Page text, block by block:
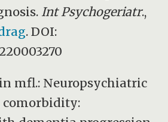
Int Psychogeriatr.,
. DOI:
mfl.: Neuropsychiatric
comorbidity: